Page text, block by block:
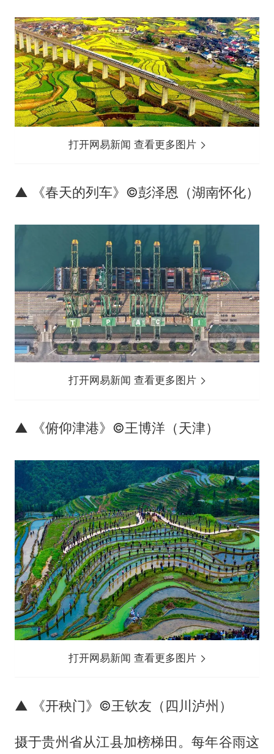
打开网易新闻 查看更多图片
▲ 《春天的列车》©彭泽恩（湖南怀化）
打开网易新闻 查看更多图片
▲ 《俯仰津港》©王博洋（天津）
打开网易新闻 查看更多图片
▲ 《开秧门》©王钦友（四川泸州）
摄于贵州省从江县加榜梯田。每年谷雨这